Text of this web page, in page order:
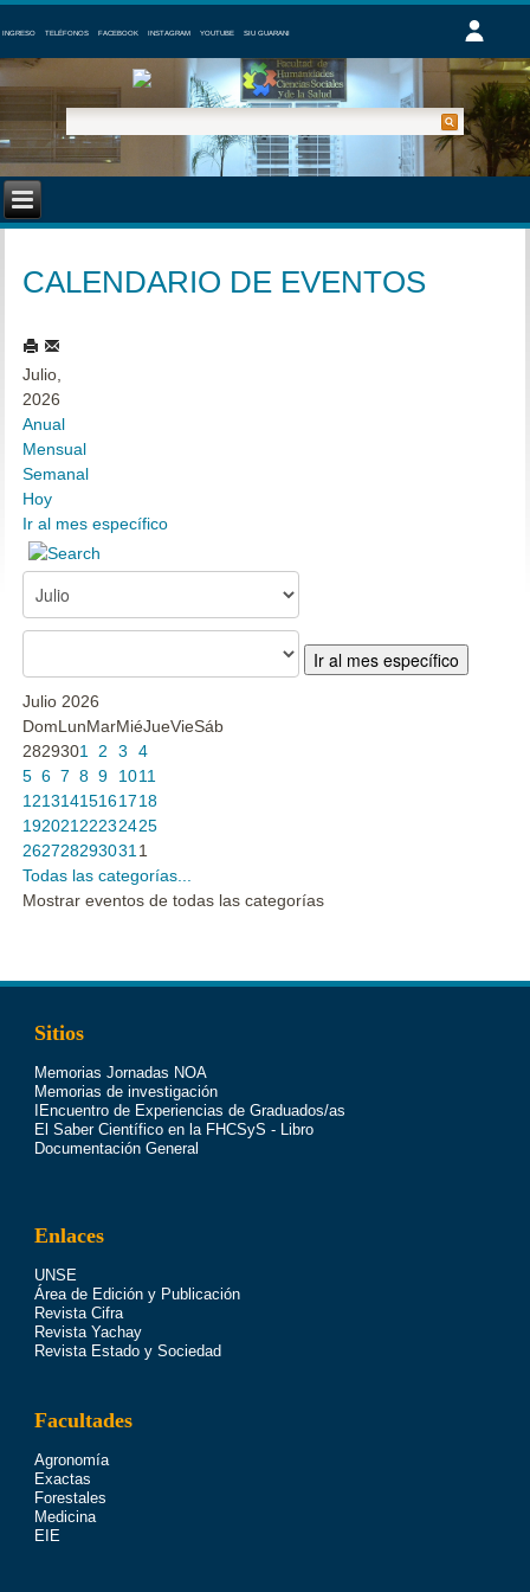
INGRESO TELÉFONOS FACEBOOK INSTAGRAM YOUTUBE SIU GUARANI
CALENDARIO DE EVENTOS
Julio,
2026
Anual
Mensual
Semanal
Hoy
Ir al mes específico
Ir al mes específico
Julio 2026
DomLunMarMiéJueVieSáb
2829301 2 3
4
5 6 7 8 9 1011
12131415161718
192021 22232425
262728293031 1
Todas las categorías...
Mostrar eventos de todas las categorías
Sitios
Memorias Jornadas NOA
Memorias de investigación
IEncuentro de Experiencias de Graduados/as
El Saber Científico en la FHCSyS - Libro
Documentación General
Enlaces
UNSE
Área de Edición y Publicación
Revista Cifra
Revista Yachay
Revista Estado y Sociedad
Facultades
Agronomía
Exactas
Forestales
Medicina
EIE